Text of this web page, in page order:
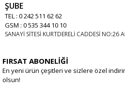
ŞUBE
TEL : 0 242 511 62 62
GSM : 0 535 344 10 10
SANAYİ SİTESİ KURTDERELİ CADDESİ NO:26
FIRSAT ABONELİĞİ
En yeni ürün çeşitleri ve sizlere özel
olsun!